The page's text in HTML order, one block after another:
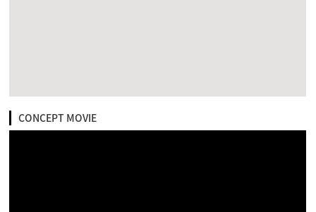
CONCEPT MOVIE